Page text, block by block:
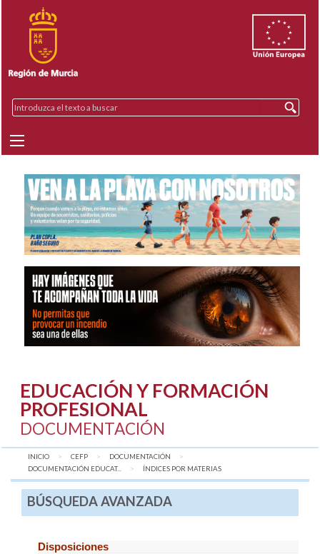
EDUCACIÓN Y FORMACIÓN
PROFESIONAL
DOCUMENTACIÓN
INICIO CEFP
DOCUMENTACIÓN
DOCUMENTACIÓN EDUCAT...
AQUÍ:
ÍNDICES POR MATERIAS
BÚSQUEDA AVANZADA
Disposiciones